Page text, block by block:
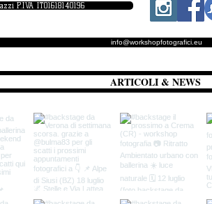
info@workshopfotografici.eu
P.IVA IT01618140196
ARTICOLI & NEWS